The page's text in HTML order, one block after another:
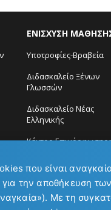
ΕΝΙΣΧΥΣΗ
Υποτροφίες-Βραβεία
Διδασκαλείο Ξένων
Γλωσσών
Διδασκαλείο Νέας
Ελληνικής
Κέντρο Επιμόρφωσης
που είναι
για την αποθήκευση
Με τη